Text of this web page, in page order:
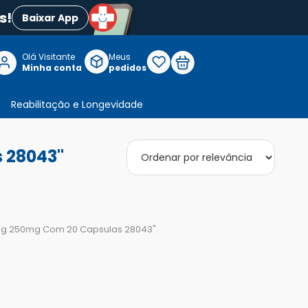
Baixar App
Olá Visitante
Minha conta
Meus
pedidos
Reabilitação e Longevidade
250mg Com 20 Capsulas 28043".